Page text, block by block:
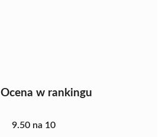
Ocena w rankingu
9.50 na 10